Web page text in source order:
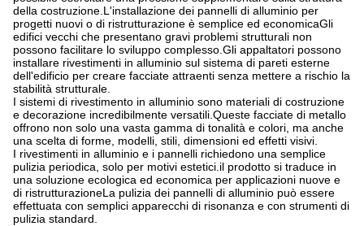
della costruzione.L'installazione dei pannelli di alluminio per
progetti nuovi o di ristrutturazione è semplice ed economicaGli
edifici vecchi che presentano gravi problemi strutturali non
possono facilitare lo sviluppo complesso.Gli appaltatori possono
installare rivestimenti in alluminio sul sistema di pareti esterne
dell'edificio per creare facciate attraenti senza mettere a rischio la
stabilità strutturale.
I sistemi di rivestimento in alluminio sono materiali di costruzione
e decorazione incredibilmente versatili.Queste facciate di metallo
offrono non solo una vasta gamma di tonalità e colori, ma anche
una scelta di forme, modelli, stili, dimensioni ed effetti visivi.
I rivestimenti in alluminio e i pannelli richiedono una semplice
pulizia periodica, solo per motivi estetici.il prodotto si traduce in
una soluzione ecologica ed economica per applicazioni nuove e
di ristrutturazioneLa pulizia dei pannelli di alluminio può essere
effettuata con semplici apparecchi di risonanza e con strumenti di
pulizia standard.